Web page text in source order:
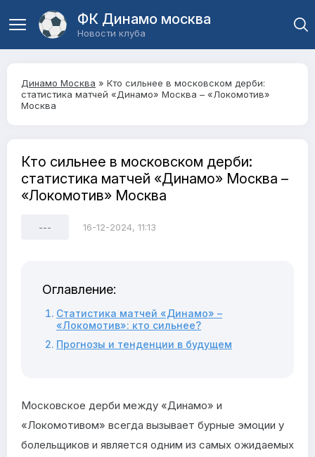
ФК Динамо москва
Новости клуба
Динамо Москва » Кто сильнее в московском дерби:
статистика матчей «Динамо» Москва – «Локомотив»
Москва
Кто сильнее в московском дерби:
статистика матчей «Динамо» Москва –
«Локомотив» Москва
--- 16-12-2024, 11:13
Оглавление:
Статистика матчей «Динамо» –
«Локомотив»: кто сильнее?
Прогнозы и тенденции в будущем
Московское дерби между «Динамо» и
«Локомотивом» всегда вызывает бурные эмоции у
болельщиков и является одним из самых ожидаемых